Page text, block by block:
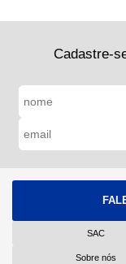
Cadastre-
SAC
Sobre nós